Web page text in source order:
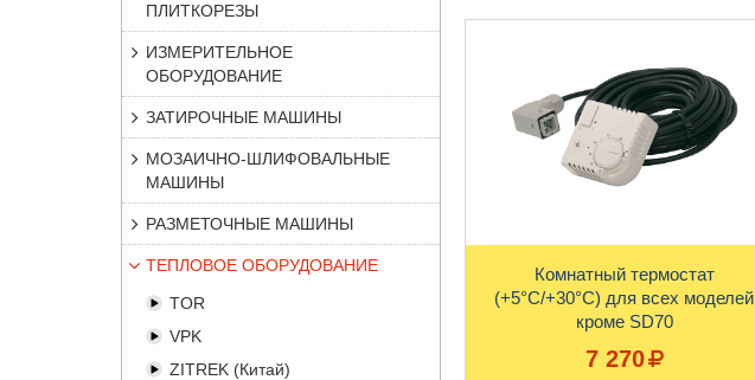
ПЛИТКОРЕЗЫ
ИЗМЕРИТЕЛЬНОЕ
ОБОРУДОВАНИЕ
ЗАТИРОЧНЫЕ МАШИНЫ
МОЗАИЧНО-ШЛИФОВАЛЬНЫЕ
МАШИНЫ
РАЗМЕТОЧНЫЕ МАШИНЫ
ТЕПЛОВОЕ ОБОРУДОВАНИЕ
TOR
VPK
ZITREK (Китай)
Комнатный термостат
(+5°С/+30°С) для всех моделей
кроме SD70
7 270